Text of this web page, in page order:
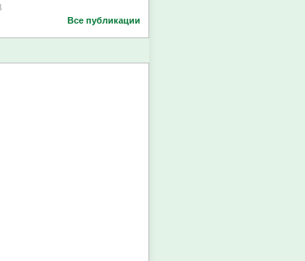
Все публикации